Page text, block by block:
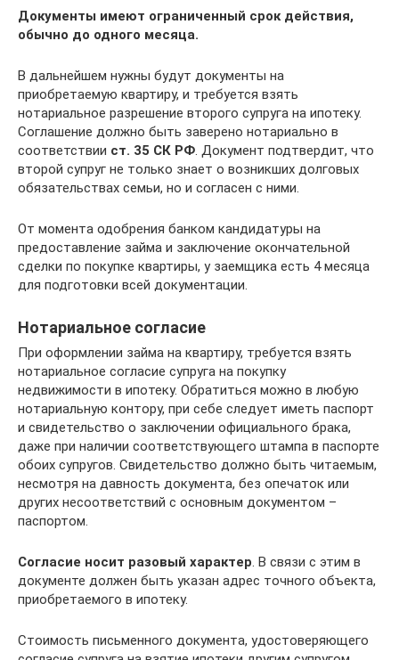
Документы имеют ограниченный срок действия,
обычно до одного месяца.
В дальнейшем нужны будут документы на
приобретаемую квартиру, и требуется взять
нотариальное разрешение второго супруга на ипотеку.
Соглашение должно быть заверено нотариально в
соответствии ст. 35 СК РФ . Документ подтвердит, что
второй супруг не только знает о возникших долговых
обязательствах семьи, но и согласен с ними.
От момента одобрения банком кандидатуры на
предоставление займа и заключение окончательной
сделки по покупке квартиры, у заемщика есть 4 месяца
для подготовки всей документации.
Нотариальное согласие
При оформлении займа на квартиру, требуется взять
нотариальное согласие супруга на покупку
недвижимости в ипотеку. Обратиться можно в любую
нотариальную контору, при себе следует иметь паспорт
и свидетельство о заключении официального брака,
даже при наличии соответствующего штампа в паспорте
обоих супругов. Свидетельство должно быть читаемым,
несмотря на давность документа, без опечаток или
других несоответствий с основным документом –
паспортом.
Согласие носит разовый характер . В связи с этим в
документе должен быть указан адрес точного объекта,
приобретаемого в ипотеку.
Стоимость письменного документа, удостоверяющего